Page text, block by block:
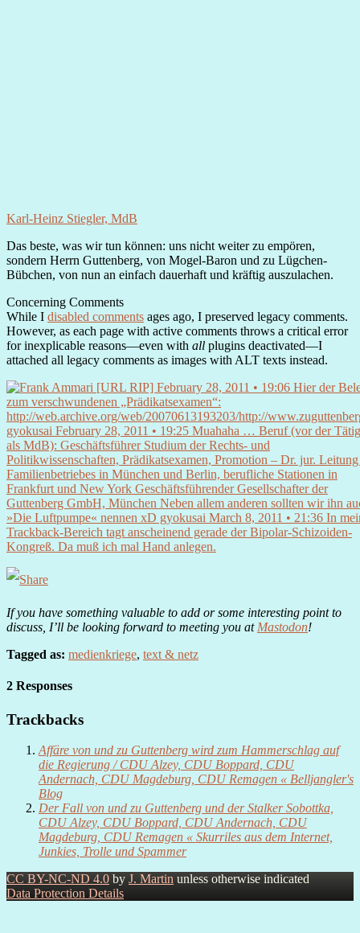
Karl-Heinz Stiegler, MdB
Das beste, was wir tun können: uns nicht weiter zu empören,
sondern Herrn Guttenberg, von Mogel-Baron und zu Lügchen-
Bübchen, von nun an einfach dauerhaft und kräftig auszulachen.
Concerning Comments
While I disabled comments ages ago, I preserved legacy comments.
However, as each page with active comments throws a critical error
for inexplicable reasons—even with all plugins deactivated—I
attached all legacy comments as images with ALT texts instead.
If you have something valuable to add or some interesting point to
discuss, I’ll be looking forward to meeting you at Mastodon!
Tagged as: medienkriege, text & netz
2 Responses
Trackbacks
Affäre von und zu Guttenberg wird zum Hammerschlag auf
die Regierung / CDU Alzey, CDU Boppard, CDU
Andernach, CDU Magdeburg, CDU Remagen « Belljangler's
Blog
Der Fall von und zu Guttenberg und der Stalker Sobottka,
CDU Alzey, CDU Boppard, CDU Andernach, CDU
Magdeburg, CDU Remagen « Skurriles aus dem Internet,
Junkies, Trolle und Spammer
CC BY-NC-ND 4.0 by J. Martin unless otherwise indicated
Data Protection Details